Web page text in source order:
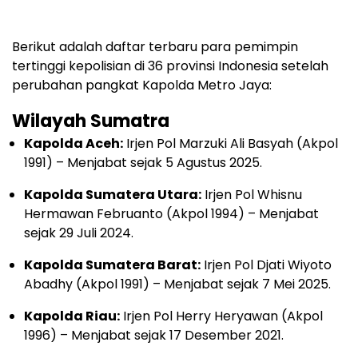
Berikut adalah daftar terbaru para pemimpin
tertinggi kepolisian di 36 provinsi Indonesia setelah
perubahan pangkat Kapolda Metro Jaya:
Wilayah Sumatra
Kapolda Aceh: Irjen Pol Marzuki Ali Basyah (Akpol
1991) – Menjabat sejak 5 Agustus 2025.
Kapolda Sumatera Utara: Irjen Pol Whisnu
Hermawan Februanto (Akpol 1994) – Menjabat
sejak 29 Juli 2024.
Kapolda Sumatera Barat: Irjen Pol Djati Wiyoto
Abadhy (Akpol 1991) – Menjabat sejak 7 Mei 2025.
Kapolda Riau: Irjen Pol Herry Heryawan (Akpol
1996) – Menjabat sejak 17 Desember 2021.